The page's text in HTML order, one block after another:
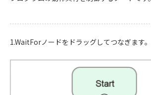
1.WaitForノードをドラッグしてつなぎます。